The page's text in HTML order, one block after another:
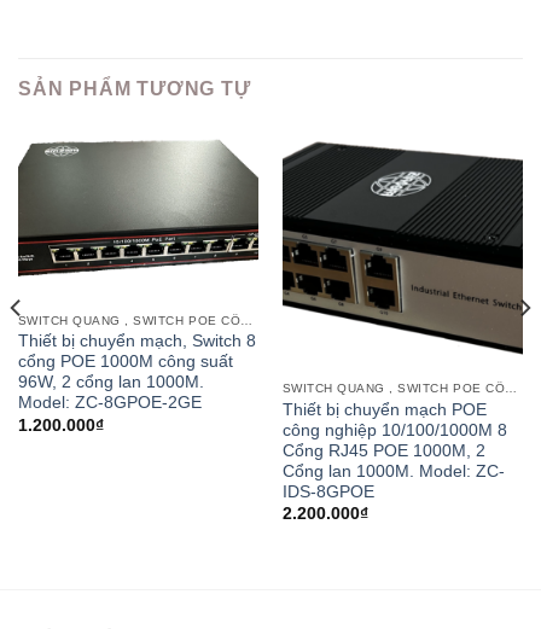
SẢN PHẨM TƯƠNG TỰ
Thiết bị chuyển mạch, Switch 8
cổng POE 1000M công suất
96W, 2 cổng lan 1000M.
Model: ZC-8GPOE-2GE
1.200.000₫
SWITCH QUANG , SWITCH POE CỔNG QUANG
Thiết bị chuyển mạch POE
công nghiệp 10/100/1000M 8
Cổng RJ45 POE 1000M, 2
Cổng lan 1000M. Model: ZC-
IDS-8GPOE
2.200.000₫